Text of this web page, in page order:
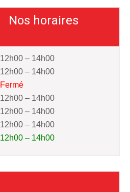
Nos horaires
12h00 – 14h00
12h00 – 14h00
Fermé
12h00 – 14h00
12h00 – 14h00
12h00 – 14h00
12h00 – 14h00